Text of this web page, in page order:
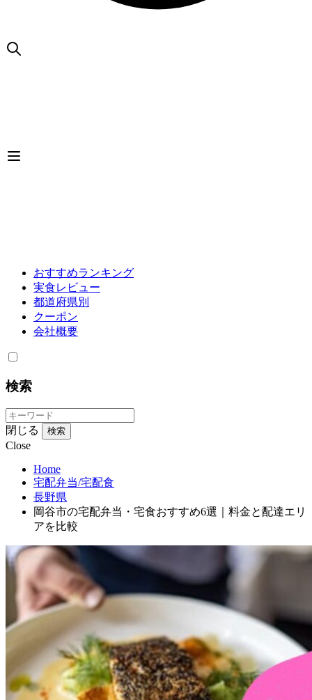
おすすめランキング
実食レビュー
都道府県別
クーポン
会社概要
検索
閉じる 検索
Close
Home
宅配弁当/宅配食
長野県
岡谷市の宅配弁当・宅食おすすめ6選｜料金と配達エリ
アを比較